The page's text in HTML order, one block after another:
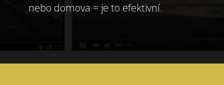
nebo domova = je to efektivní.